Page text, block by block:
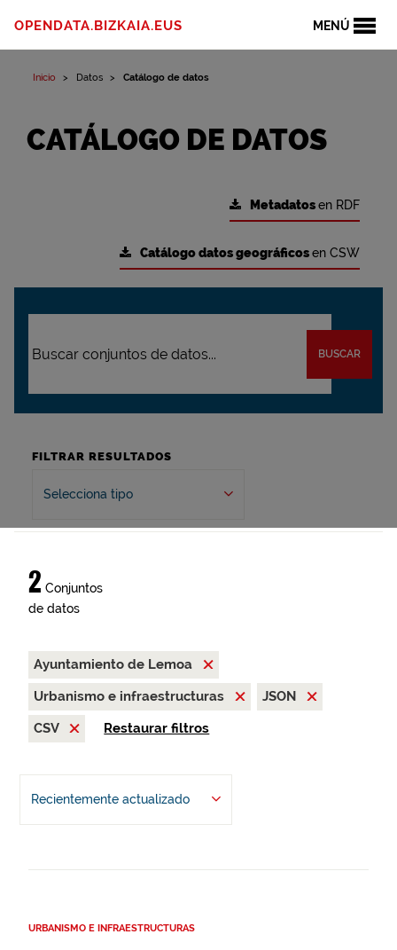
MENÚ
OPENDATA.BIZKAIA.EUS
Inicio Datos Catálogo de datos
CATÁLOGO DE DATOS
Metadatosen RDF
Catálogo datos geográficosen CSW
BUSCAR
FILTRAR RESULTADOS
Selecciona tipo
2 Conjuntos
de datos
Ayuntamiento de Lemoa
Urbanismo e infraestructuras
JSON
CSV
Restaurar filtros
Recientemente actualizado
URBANISMO E INFRAESTRUCTURAS